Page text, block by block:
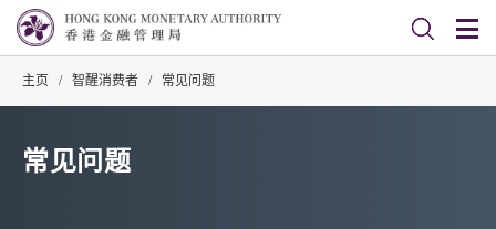
主页 / 智醒消费者 / 常见问题
常见问题